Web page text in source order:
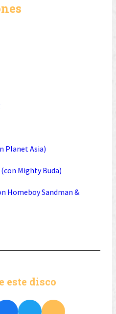
Planet Asia)
Mighty Buda)
Homeboy Sandman &
este disco